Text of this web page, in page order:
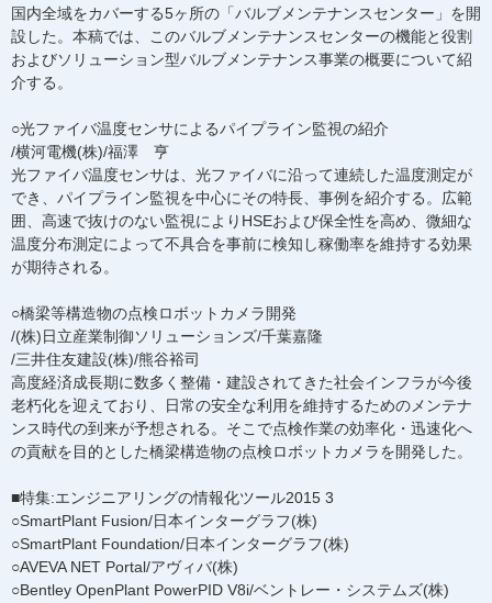
国内全域をカバーする5ヶ所の「バルブメンテナンスセンター」を開
設した。本稿では、このバルブメンテナンスセンターの機能と役割
およびソリューション型バルブメンテナンス事業の概要について紹
介する。
○光ファイバ温度センサによるパイプライン監視の紹介
/横河電機(株)/福澤 亨
光ファイバ温度センサは、光ファイバに沿って連続した温度測定が
でき、パイプライン監視を中心にその特長、事例を紹介する。広範
囲、高速で抜けのない監視によりHSEおよび保全性を高め、微細な
温度分布測定によって不具合を事前に検知し稼働率を維持する効果
が期待される。
○橋梁等構造物の点検ロボットカメラ開発
/(株)日立産業制御ソリューションズ/千葉嘉隆
/三井住友建設(株)/熊谷裕司
高度経済成長期に数多く整備・建設されてきた社会インフラが今後
老朽化を迎えており、日常の安全な利用を維持するためのメンテナ
ンス時代の到来が予想される。そこで点検作業の効率化・迅速化へ
の貢献を目的とした橋梁構造物の点検ロボットカメラを開発した。
■特集:エンジニアリングの情報化ツール2015 3
○SmartPlant Fusion/日本インターグラフ(株)
○SmartPlant Foundation/日本インターグラフ(株)
○AVEVA NET Portal/アヴィバ(株)
○Bentley OpenPlant PowerPID V8i/ベントレー・システムズ(株)